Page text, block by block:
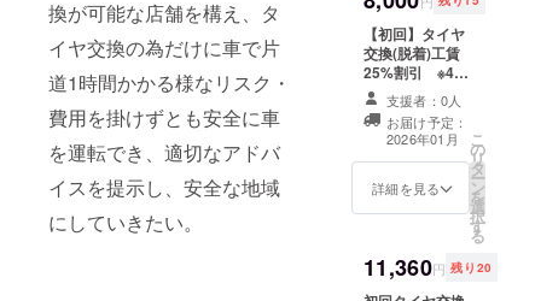
換が可能な店舗を構え、タ
イヤ交換の為だけに車で片
道1時間かかる様なリスク・
費用を掛けずとも安全に車
を運転でき、適切なアドバ
イスを提示し、安全な地域
にしていきたい。
ジェクトを
思い立ちま
した。過疎
化・高齢化
が進んでい
ることもあ
り、イン
ターネット
全国から仕
事を頂ける
に、同梱して
頂いても
ご利用いただけ
ます ・お車
一台につきチ
ケット1枚とさせ
て頂きます。
・複数チ
の方は、利用し
た車両とは
い。 ●有効期
【初回】タイヤ
交換(脱着)工賃
25%割引 ※4本
●ご利用時注意
・チケット
は当店舗に、紙
媒体でご持参又
は郵送にて
ご利用い
送いただく際
に、同梱して
支援者：0人
お届け予定：
2026年01月
詳細を見る
こ
の
リ
タ
ー
ン
を
選
択
す
る
11,360円 残り20